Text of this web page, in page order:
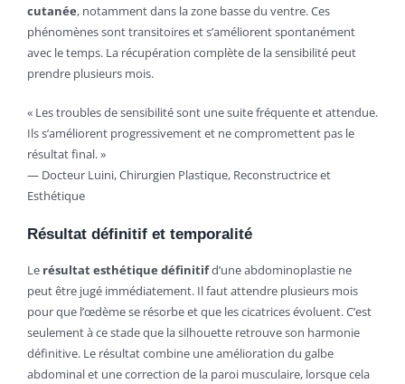
cutanée, notamment dans la zone basse du ventre. Ces
phénomènes sont transitoires et s’améliorent spontanément
avec le temps. La récupération complète de la sensibilité peut
prendre plusieurs mois.
« Les troubles de sensibilité sont une suite fréquente et attendue.
Ils s’améliorent progressivement et ne compromettent pas le
résultat final. »
— Docteur Luini, Chirurgien Plastique, Reconstructrice et
Esthétique
Résultat définitif et temporalité
Le résultat esthétique définitifd’une abdominoplastie ne
peut être jugé immédiatement. Il faut attendre plusieurs mois
pour que l’œdème se résorbe et que les cicatrices évoluent. C’est
seulement à ce stade que la silhouette retrouve son harmonie
définitive. Le résultat combine une amélioration du galbe
abdominal et une correction de la paroi musculaire, lorsque cela